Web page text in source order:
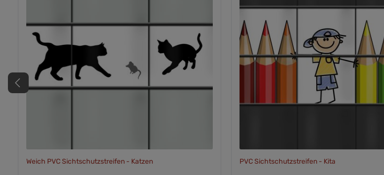
Weich PVC Sichtschutzstreifen - Katzen PVC Sichtschutzstreifen - Kita